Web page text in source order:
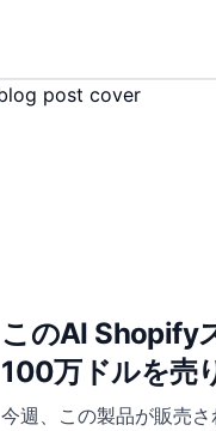
このAI Shopify
100万ドルを売
今週、この製品が販売